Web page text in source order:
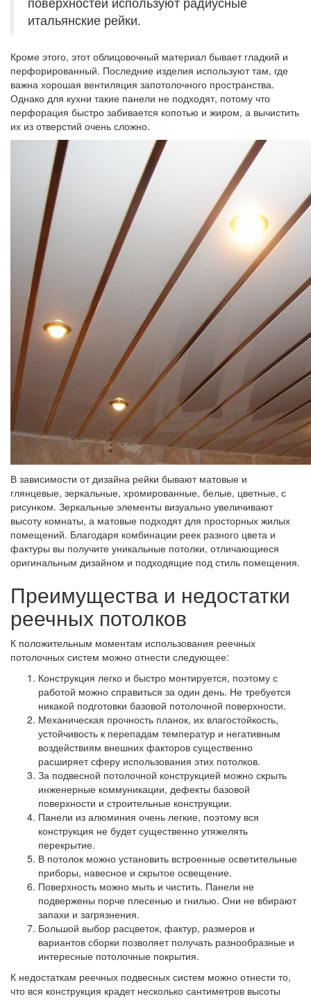
итальянские рейки.
Кроме этого, этот облицовочный материал бывает гладкий и
перфорированный. Последние изделия используют там, где
важна хорошая вентиляция запотолочного пространства.
Однако для кухни такие панели не подходят, потому что
перфорация быстро забивается копотью и жиром, а вычистить
их из отверстий очень сложно.
В зависимости от дизайна рейки бывают матовые и
глянцевые, зеркальные, хромированные, белые, цветные, с
рисунком. Зеркальные элементы визуально увеличивают
высоту комнаты, а матовые подходят для просторных жилых
помещений. Благодаря комбинации реек разного цвета и
фактуры вы получите уникальные потолки, отличающиеся
оригинальным дизайном и подходящие под стиль помещения.
Преимущества и недостатки
реечных потолков
К положительным моментам использования реечных
потолочных систем можно отнести следующее:
Конструкция легко и быстро монтируется, поэтому с
работой можно справиться за один день. Не требуется
никакой подготовки базовой потолочной поверхности.
Механическая прочность планок, их влагостойкость,
устойчивость к перепадам температур и негативным
воздействиям внешних факторов существенно
расширяет сферу использования этих потолков.
За подвесной потолочной конструкцией можно скрыть
инженерные коммуникации, дефекты базовой
поверхности и строительные конструкции.
Панели из алюминия очень легкие, поэтому вся
конструкция не будет существенно утяжелять
перекрытие.
В потолок можно установить встроенные осветительные
приборы, навесное и скрытое освещение.
Поверхность можно мыть и чистить. Панели не
подвержены порче плесенью и гнилью. Они не вбирают
запахи и загрязнения.
Большой выбор расцветок, фактур, размеров и
вариантов сборки позволяет получать разнообразные и
интересные потолочные покрытия.
К недостаткам реечных подвесных систем можно отнести то,
что вся конструкция крадет несколько сантиметров высоты